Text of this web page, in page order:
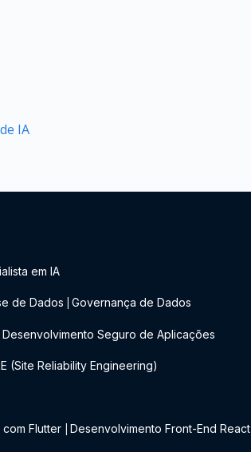
IA
em IA
de Dados Governança de Dados
Desenvolvimento Seguro de Aplicações
(Site Reliability Engineering)
Flutter Desenvolvimento Front-End React